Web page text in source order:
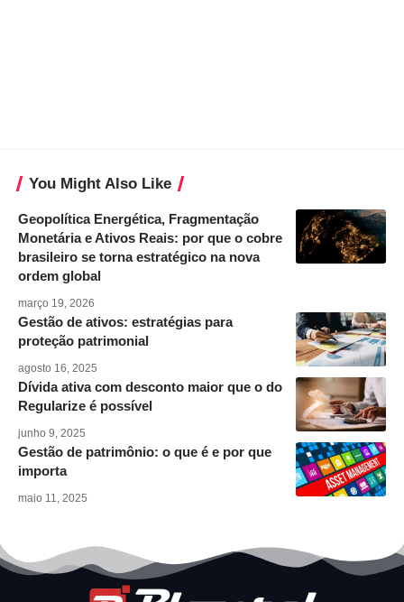
You Might Also Like
Geopolítica Energética, Fragmentação
Monetária e Ativos Reais: por que o cobre
brasileiro se torna estratégico na nova
ordem global
março 19, 2026
Gestão de ativos: estratégias para
proteção patrimonial
agosto 16, 2025
Dívida ativa com desconto maior que o do
Regularize é possível
junho 9, 2025
Gestão de patrimônio: o que é e por que
importa
maio 11, 2025